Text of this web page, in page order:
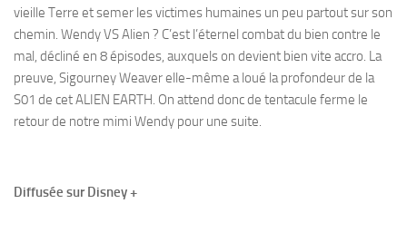
vieille Terre et semer les victimes humaines un peu partout sur son
chemin. Wendy VS Alien ? C’est l’éternel combat du bien contre le
mal, décliné en 8 épisodes, auxquels on devient bien vite accro. La
preuve, Sigourney Weaver elle-même a loué la profondeur de la
S01 de cet ALIEN EARTH. On attend donc de tentacule ferme le
retour de notre mimi Wendy pour une suite.
Diffusée sur Disney +